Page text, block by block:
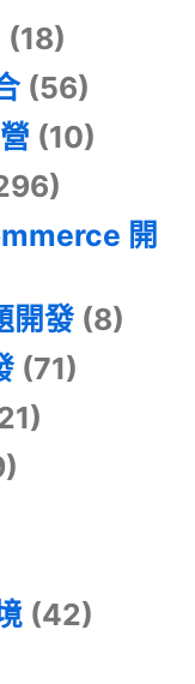
(18)
(56)
(10)
開
開發(8)
(71)
(42)